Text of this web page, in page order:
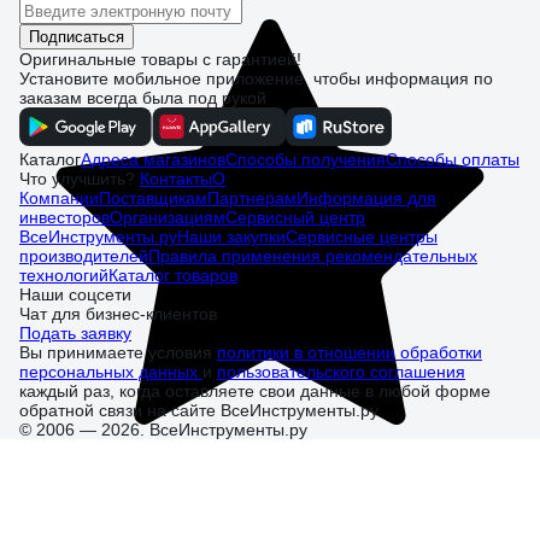
Подписаться
Оригинальные товары с гарантией!
Установите мобильное приложение, чтобы информация по
заказам всегда была под рукой
КаталогАдреса магазиновСпособы полученияСпособы оплаты
Что улучшить? КонтактыО
КомпанииПоставщикамПартнерамИнформация для
инвесторовОрганизациямСервисный центр
ВсеИнструменты.руНаши закупкиСервисные центры
производителейПравила применения рекомендательных
технологийКаталог товаров
Наши соцсети
Чат для бизнес-клиентов
Подать заявку
Вы принимаете условия политики в отношении обработки
персональных данных и пользовательского соглашения
каждый раз, когда оставляете свои данные в любой форме
обратной связи на сайте ВсеИнструменты.ру
© 2006 — 2026. ВсеИнструменты.ру